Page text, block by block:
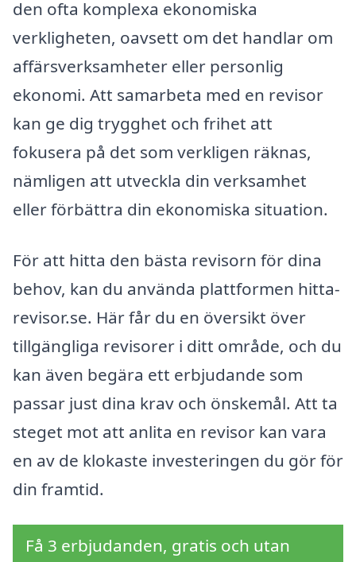
den ofta komplexa ekonomiska
verkligheten, oavsett om det handlar om
affärsverksamheter eller personlig
ekonomi. Att samarbeta med en revisor
kan ge dig trygghet och frihet att
fokusera på det som verkligen räknas,
nämligen att utveckla din verksamhet
eller förbättra din ekonomiska situation.
För att hitta den bästa revisorn för dina
behov, kan du använda plattformen hitta-
revisor.se. Här får du en översikt över
tillgängliga revisorer i ditt område, och du
kan även begära ett erbjudande som
passar just dina krav och önskemål. Att ta
steget mot att anlita en revisor kan vara
en av de klokaste investeringen du gör för
din framtid.
Få 3 erbjudanden, gratis och utan